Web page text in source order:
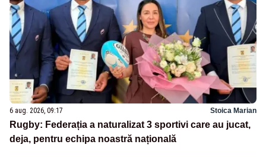
6 aug. 2026, 09:17 Stoica Marian
Rugby: Federația a naturalizat 3 sportivi care au jucat,
deja, pentru echipa noastră națională